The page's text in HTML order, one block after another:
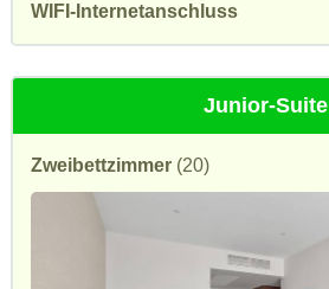
WIFI-Internetanschluss
Junior-Suite
Zweibettzimmer (20)